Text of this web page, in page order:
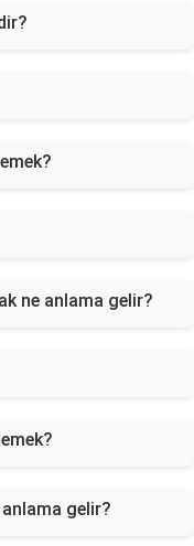
ne anlama gelir?
gelir?